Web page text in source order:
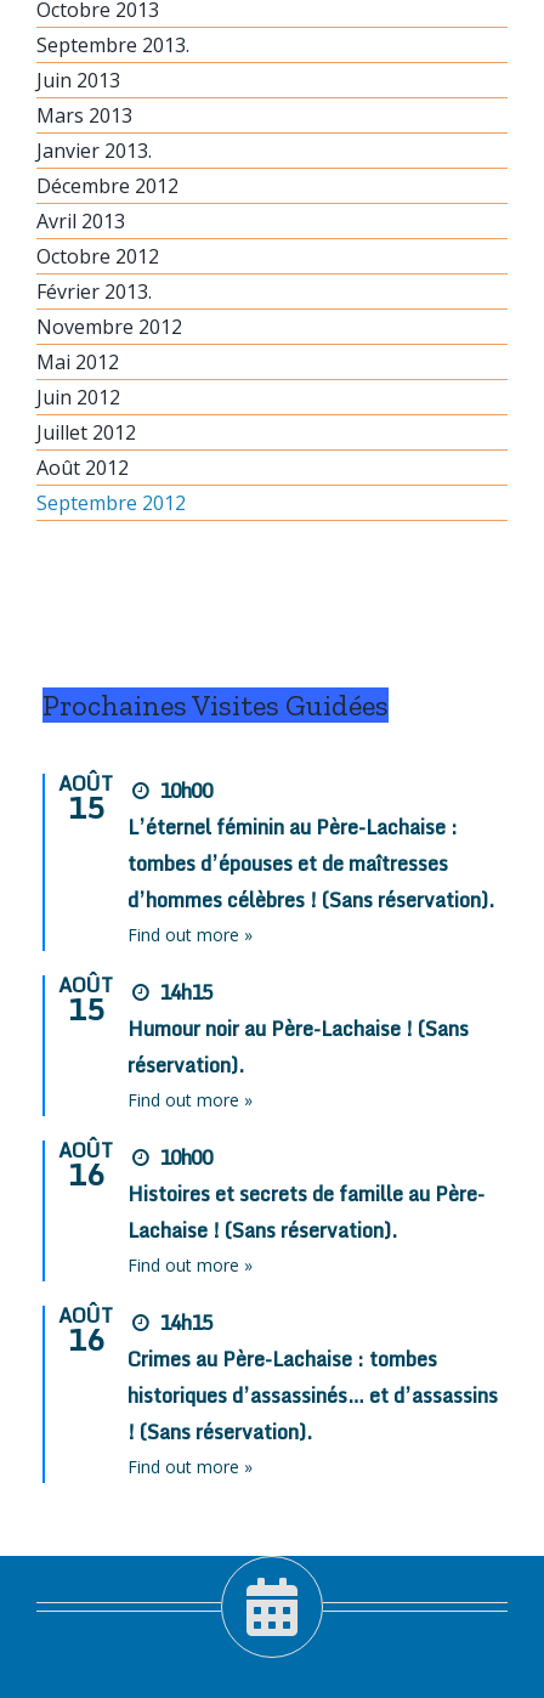
Octobre 2013
Septembre 2013.
Juin 2013
Mars 2013
Janvier 2013.
Décembre 2012
Avril 2013
Octobre 2012
Février 2013.
Novembre 2012
Mai 2012
Juin 2012
Juillet 2012
Août 2012
Septembre 2012
Prochaines Visites Guidées
AOÛT
15
10h00
L’éternel féminin au Père-Lachaise :
tombes d’épouses et de maîtresses
d’hommes célèbres ! (Sans réservation).
Find out more »
AOÛT
15
14h15
Humour noir au Père-Lachaise ! (Sans
réservation).
Find out more »
AOÛT
16
10h00
Histoires et secrets de famille au Père-
Lachaise ! (Sans réservation).
Find out more »
AOÛT
16
14h15
Crimes au Père-Lachaise : tombes
historiques d’assassinés… et d’assassins
! (Sans réservation).
Find out more »